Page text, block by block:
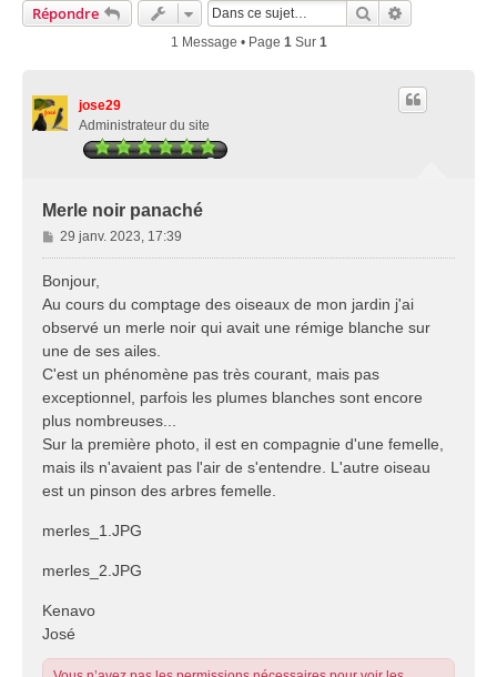
Répondre Rechercher
1 Message • Page 1 Sur 1
jose29
Administrateur du site
Merle noir panaché
M
e
s
g
e
29 janv. 2023, 17:39
Bonjour,
Au cours du comptage des oiseaux de mon jardin j'ai
observé un merle noir qui avait une rémige blanche sur
une de ses ailes.
C'est un phénomène pas très courant, mais pas
exceptionnel, parfois les plumes blanches sont encore
plus nombreuses...
Sur la première photo, il est en compagnie d'une femelle,
mais ils n'avaient pas l'air de s'entendre. L'autre oiseau
est un pinson des arbres femelle.
merles_1.JPG
merles_2.JPG
Kenavo
José